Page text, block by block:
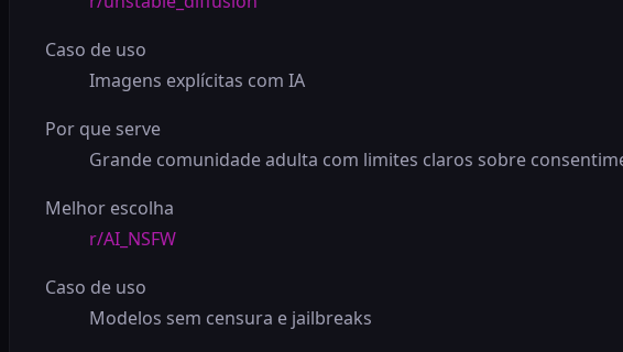
Caso de uso
Imagens explícitas com IA
Por que serve
Grande comunidade adulta com limites claros sobre
Melhor escolha
r/AI_NSFW
Caso de uso
Modelos sem censura e jailbreaks